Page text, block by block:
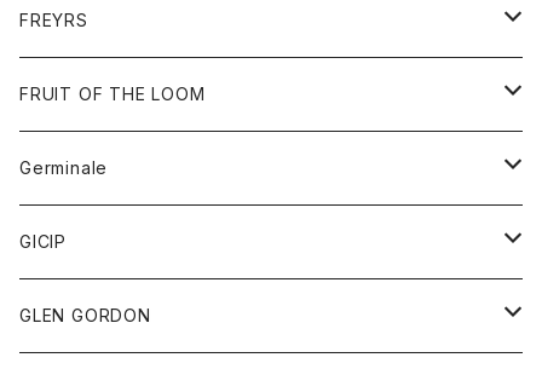
Tシャツ
ボトム
靴
アクセサリー
バッグ
FREYRS
サングラス
FRUIT OF THE LOOM
アウター
パーカー
グッズ
ネクタイ
トップス
Germinale
靴
サンダル
GICIP
トップス
GLEN GORDON